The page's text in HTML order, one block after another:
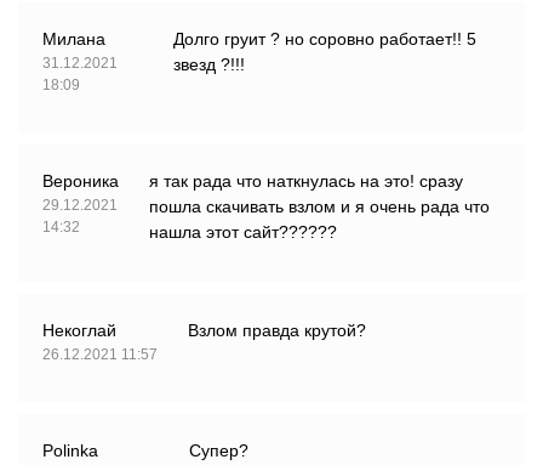
Милана
31.12.2021
18:09
Долго груит ? но соровно работает!! 5
звезд ?!!!
Вероника
29.12.2021
14:32
я так рада что наткнулась на это! сразу
пошла скачивать взлом и я очень рада что
нашла этот сайт??????
Некоглай
26.12.2021 11:57
Взлом правда крутой?
Polinka Супер?